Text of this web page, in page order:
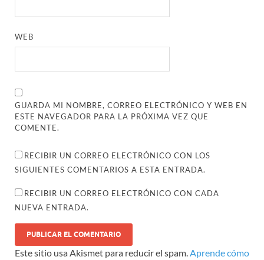
WEB
GUARDA MI NOMBRE, CORREO ELECTRÓNICO Y WEB EN
ESTE NAVEGADOR PARA LA PRÓXIMA VEZ QUE
COMENTE.
RECIBIR UN CORREO ELECTRÓNICO CON LOS
SIGUIENTES COMENTARIOS A ESTA ENTRADA.
RECIBIR UN CORREO ELECTRÓNICO CON CADA
NUEVA ENTRADA.
Este sitio usa Akismet para reducir el spam.Aprende cómo